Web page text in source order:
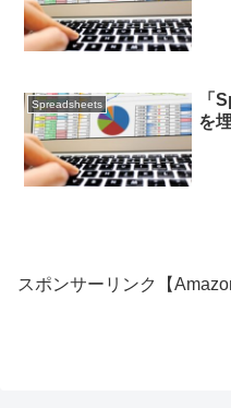
Spreadsheets
「
を
スポンサーリンク【